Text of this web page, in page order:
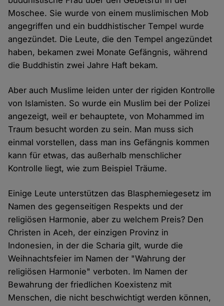
Moschee. Sie wurde von einem muslimischen Mob
angegriffen und ein buddhistischer Tempel wurde
angezündet. Die Leute, die den Tempel angezündet
haben, bekamen zwei Monate Gefängnis, während
die Buddhistin zwei Jahre Haft bekam.
Aber auch Muslime leiden unter der rigiden Kontrolle
von Islamisten. So wurde ein Muslim bei der Polizei
angezeigt, weil er behauptete, von Mohammed im
Traum besucht worden zu sein. Man muss sich
einmal vorstellen, dass man ins Gefängnis kommen
kann für etwas, das außerhalb menschlicher
Kontrolle liegt, wie zum Beispiel Träume.
Einige Leute unterstützen das Blasphemiegesetz im
Namen des gegenseitigen Respekts und der
religiösen Harmonie, aber zu welchem Preis? Den
Christen in Aceh, der einzigen Provinz in
Indonesien, in der die Scharia gilt, wurde die
Weihnachtsfeier im Namen der "Wahrung der
religiösen Harmonie" verboten. Im Namen der
Bewahrung der friedlichen Koexistenz mit
Menschen, die nicht beschwichtigt werden können,